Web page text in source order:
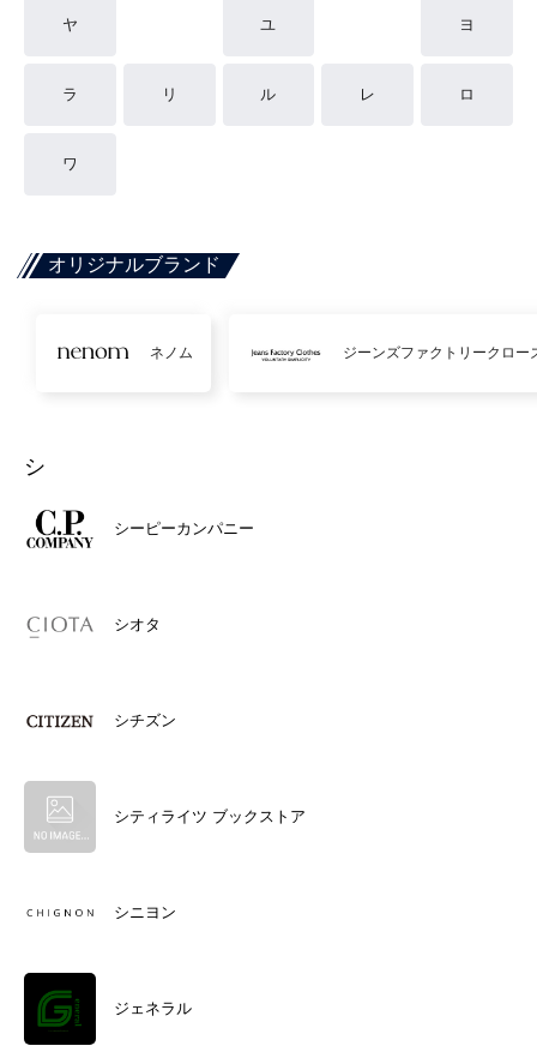
ヤ ユ ヨ
ラ リ ル レ ロ
ワ
オリジナルブランド
ネノム ジーンズファクトリークロー
シ
シーピーカンパニー
シオタ
シチズン
シティライツ ブックストア
シニヨン
ジェネラル